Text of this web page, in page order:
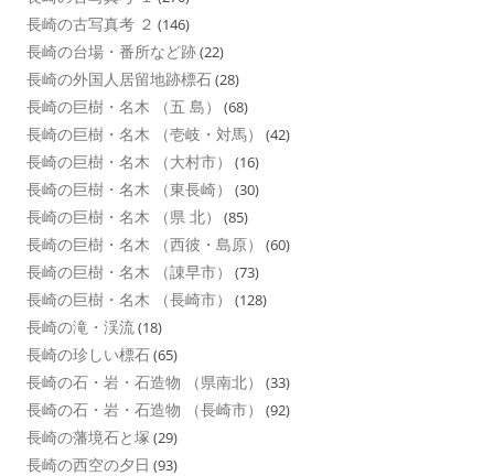
長崎の古写真考 ２ (146)
長崎の台場・番所など跡(22)
長崎の外国人居留地跡標石(28)
長崎の巨樹・名木 （五 島） (68)
長崎の巨樹・名木 （壱岐・対馬） (42)
長崎の巨樹・名木 （大村市） (16)
長崎の巨樹・名木 （東長崎） (30)
長崎の巨樹・名木 （県 北） (85)
長崎の巨樹・名木 （西彼・島原） (60)
長崎の巨樹・名木 （諌早市） (73)
長崎の巨樹・名木 （長崎市） (128)
長崎の滝・渓流(18)
長崎の珍しい標石(65)
長崎の石・岩・石造物 （県南北） (33)
長崎の石・岩・石造物 （長崎市） (92)
長崎の藩境石と塚 (29)
長崎の西空の夕日 (93)